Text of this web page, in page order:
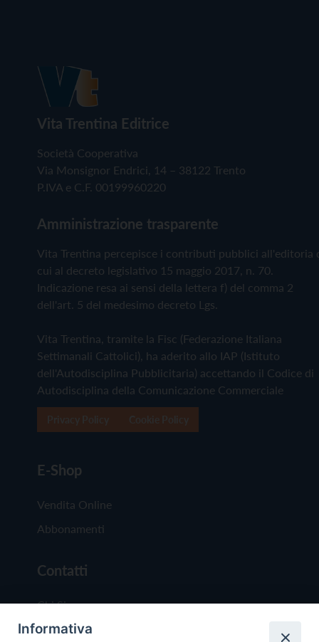
Vita Trentina Editrice
Società Cooperativa
Via Monsignor Endrici, 14 – 38122 Trento
P.IVA e C.F. 00199960220
Amministrazione trasparente
Vita Trentina percepisce i contributi pubblici all'editoria
cui al decreto legislativo 15 maggio 2017, n. 70.
Indicazione resa ai sensi della lettera f) del comma 2
dell'art. 5 del medesimo decreto Lgs.
Vita Trentina, tramite la Fisc (Federazione Italiana
Settimanali Cattolici), ha aderito allo IAP (Istituto
dell'Autodisciplina Pubblicitaria) accettando il Codice di
Autodisciplina della Comunicazione Commerciale
E-Shop
Vendita Online
Abbonamenti
Contatti
Chi Siamo
Redazione
Informativa